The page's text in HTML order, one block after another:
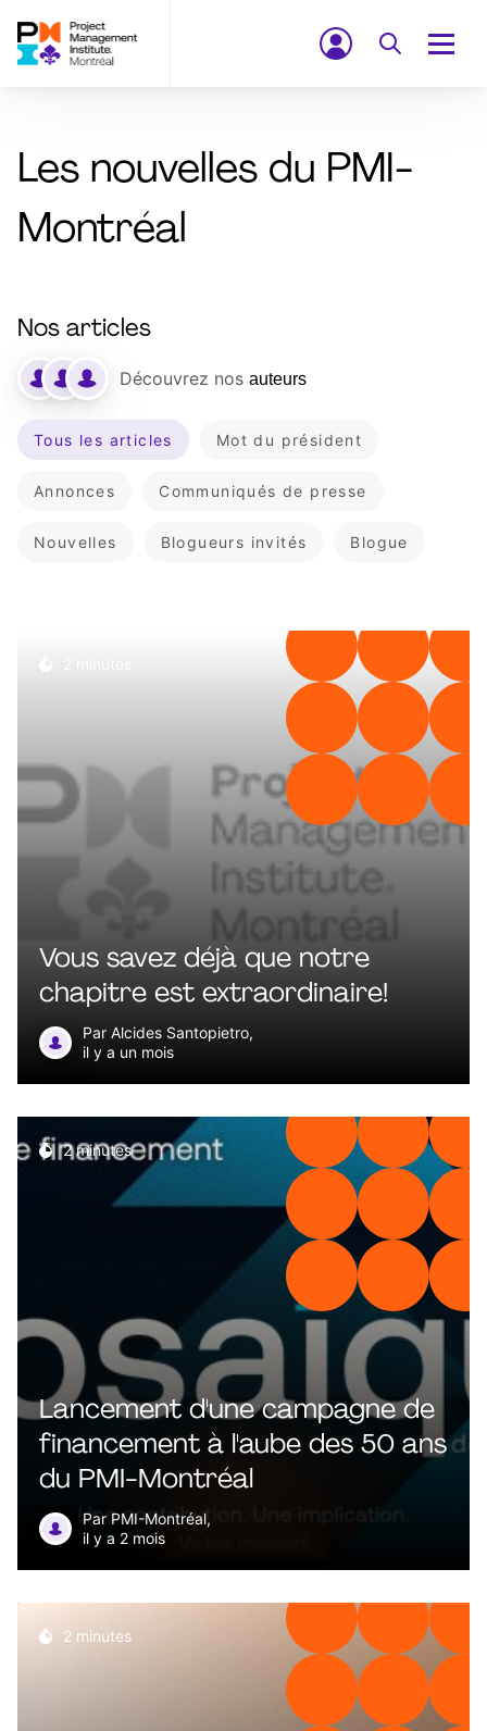
Les nouvelles du PMI-
Montréal
Nos articles
Tous les articles Mot du président
Annonces Communiqués de presse
Nouvelles Blogueurs invités Blogue
Découvrez nos auteurs
Vous savez déjà que notre
chapitre est extraordinaire!
Par Alcides Santopietro,
il y a un mois
2 minutes
Lancement d'une campagne de
financement à l'aube des 50 ans
du PMI-Montréal
Par PMI-Montréal,
il y a 2 mois
2 minutes